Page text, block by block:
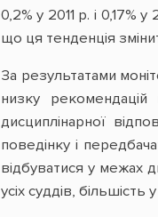
0,2% у 2011 р. і
що ця тенденція
За результатами
низку
дисциплінарної
поведінку і
відбуватися у межах
усіх суддів,